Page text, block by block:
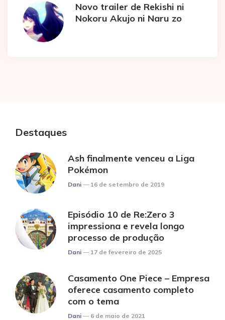
Novo trailer de Rekishi ni
Nokoru Akujo ni Naru zo
Destaques
Ash finalmente venceu a Liga
Pokémon
Posted
Dani 16 de setembro de 2019
Episódio 10 de Re:Zero 3
impressiona e revela longo
processo de produção
Posted
Dani 17 de fevereiro de 2025
Casamento One Piece – Empresa
oferece casamento completo
com o tema
Posted
Dani 6 de maio de 2021